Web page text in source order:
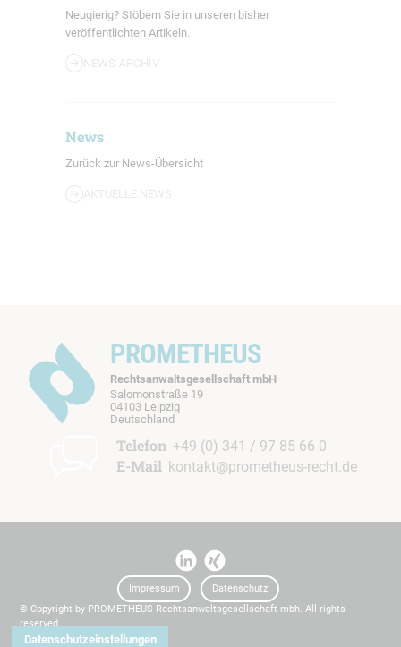
Neugierig? Stöbern Sie in unseren bisher
veröffentlichten Artikeln.
NEWS-ARCHIV
News
Zurück zur News-Übersicht
AKTUELLE NEWS
PROMETHEUS
Rechtsanwaltsgesellschaft mbH
Salomonstraße 19
04103 Leipzig
Deutschland
b
Telefon +49 (0) 341 / 97 85 66 0
E-Mail kontakt@prometheus-recht.de
© Copyright by PROMETHEUS Rechtsanwaltsgesellschaft mbh. All rights
reserved.
Impressum Datenschutz
Datenschutzeinstellungen